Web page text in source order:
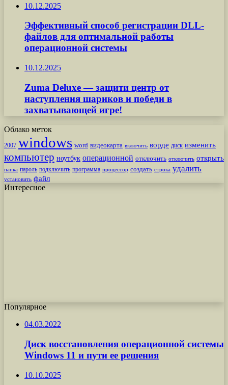
10.12.2025
Эффективный способ регистрации DLL-
файлов для оптимальной работы
операционной системы
10.12.2025
Zuma Deluxe — защити центр от
наступления шариков и победи в
захватывающей игре!
Облако меток
2007 windows word видеокарта включить ворде диск изменить
компьютер ноутбук операционной отключить отключить открыть
папка пароль подключить программа процессор создать строка удалить
установить файл
Интересное
Популярное
04.03.2022
Диск восстановления операционной системы
Windows 11 и пути ее решения
10.10.2025